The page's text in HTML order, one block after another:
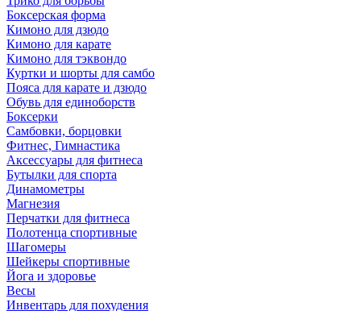
Боксерская форма
Кимоно для дзюдо
Кимоно для карате
Кимоно для тэквондо
Куртки и шорты для самбо
Пояса для карате и дзюдо
Обувь для единоборств
Боксерки
Самбовки, борцовки
Фитнес, Гимнастика
Аксессуары для фитнеса
Бутылки для спорта
Динамометры
Магнезия
Перчатки для фитнеса
Полотенца спортивные
Шагомеры
Шейкеры спортивные
Йога и здоровье
Весы
Инвентарь для похудения